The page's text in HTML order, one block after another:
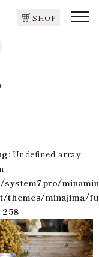
SHOP
: Undefined array
system7pro/
themes/minajima/
258